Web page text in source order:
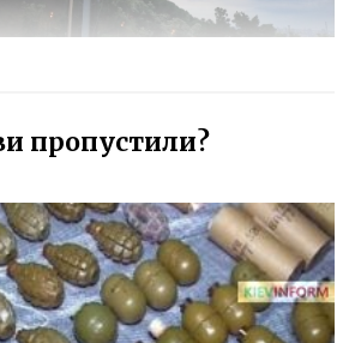
пропустили?